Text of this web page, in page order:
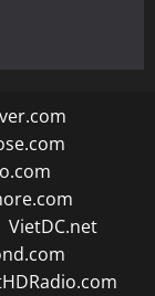
VietDC.net